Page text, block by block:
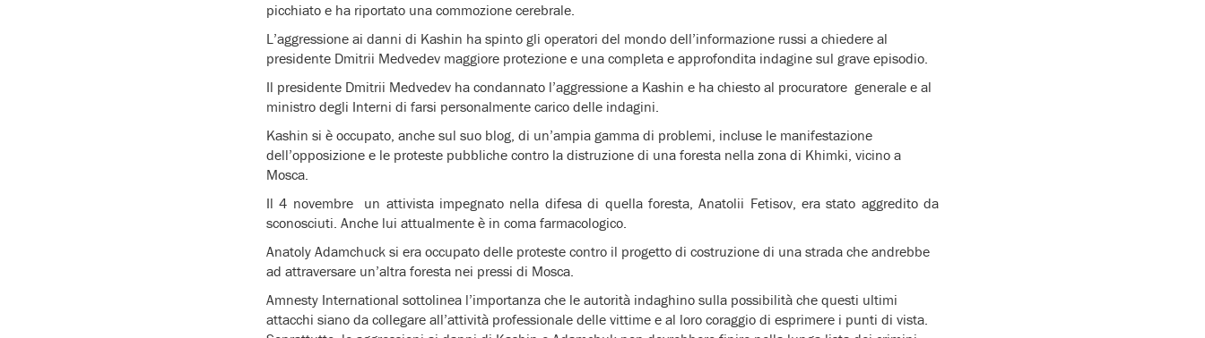
picchiato e ha riportato una commozione cerebrale.
L’aggressione ai danni di Kashin ha spinto gli operatori del mondo dell’informazione russi a chiedere al
presidente Dmitrii Medvedev maggiore protezione e una completa e approfondita indagine sul grave episodio.
Il presidente Dmitrii Medvedev ha condannato l’aggressione a Kashin e ha chiesto al procuratore generale e al
ministro degli Interni di farsi personalmente carico delle indagini.
Kashin si è occupato, anche sul suo blog, di un’ampia gamma di problemi, incluse le manifestazione
dell’opposizione e le proteste pubbliche contro la distruzione di una foresta nella zona di Khimki, vicino a
Mosca.
Il 4 novembre un attivista impegnato nella difesa di quella foresta, Anatolii Fetisov, era stato aggredito da
sconosciuti. Anche lui attualmente è in coma farmacologico.
Anatoly Adamchuck si era occupato delle proteste contro il progetto di costruzione di una strada che andrebbe
ad attraversare un’altra foresta nei pressi di Mosca.
Amnesty International sottolinea l’importanza che le autorità indaghino sulla possibilità che questi ultimi
attacchi siano da collegare all’attività professionale delle vittime e al loro coraggio di esprimere i punti di vista.